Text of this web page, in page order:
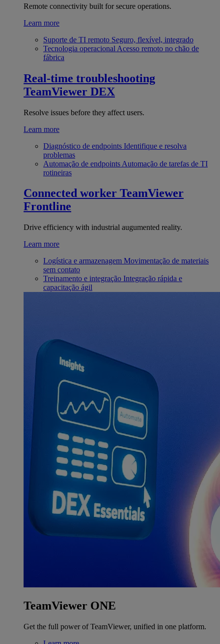
Remote connectivity built for secure operations.
Learn more
Suporte de TI remoto Seguro, flexível, integrado
Tecnologia operacional Acesso remoto no chão de
fábrica
Real-time troubleshooting
TeamViewer DEX
Resolve issues before they affect users.
Learn more
Diagnóstico de endpoints Identifique e resolva
problemas
Automação de endpoints Automação de tarefas de TI
rotineiras
Connected worker TeamViewer
Frontline
Drive efficiency with industrial augumented reality.
Learn more
Logística e armazenagem Movimentação de materiais
sem contato
Treinamento e integração Integração rápida e
capacitação ágil
TeamViewer ONE
Get the full power of TeamViewer, unified in one platform.